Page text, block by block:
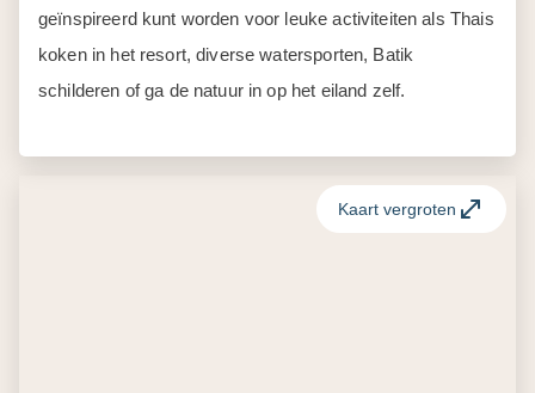
geïnspireerd kunt worden voor leuke activiteiten als Thais
koken in het resort, diverse watersporten, Batik
schilderen of ga de natuur in op het eiland zelf.
Kaart vergroten